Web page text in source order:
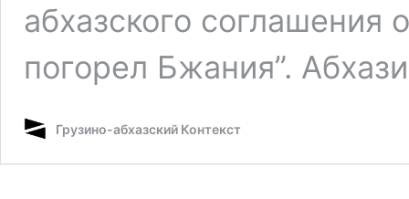
абхазского соглашения
погорел Бжания”.
Грузино-абхазский Контекст